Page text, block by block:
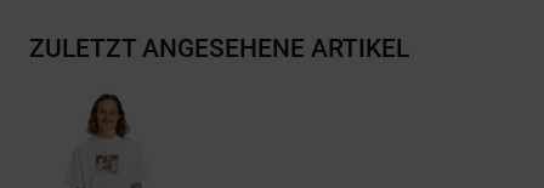
ZULETZT ANGESEHENE ARTIKEL